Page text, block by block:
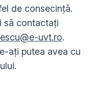
de consecință.
să contactați
uvt.ro.
ați putea avea cu